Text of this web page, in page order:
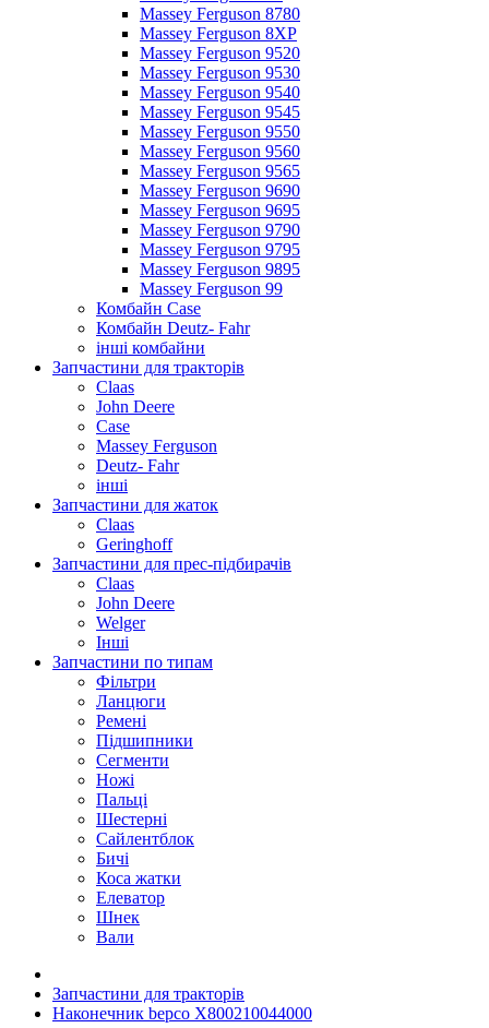
Massey Ferguson 8780
Massey Ferguson 8XP
Massey Ferguson 9520
Massey Ferguson 9530
Massey Ferguson 9540
Massey Ferguson 9545
Massey Ferguson 9550
Massey Ferguson 9560
Massey Ferguson 9565
Massey Ferguson 9690
Massey Ferguson 9695
Massey Ferguson 9790
Massey Ferguson 9795
Massey Ferguson 9895
Massey Ferguson 99
Комбайн Case
Комбайн Deutz- Fahr
інші комбайни
Запчастини для тракторів
Claas
John Deere
Case
Massey Ferguson
Deutz- Fahr
інші
Запчастини для жаток
Claas
Geringhoff
Запчастини для прес-підбирачів
Claas
John Deere
Welger
Інші
Запчастини по типам
Фільтри
Ланцюги
Ремені
Підшипники
Сегменти
Ножі
Пальці
Шестерні
Сайлентблок
Бичі
Коса жатки
Елеватор
Шнек
Вали
Запчастини для тракторів
Наконечник bepco X800210044000